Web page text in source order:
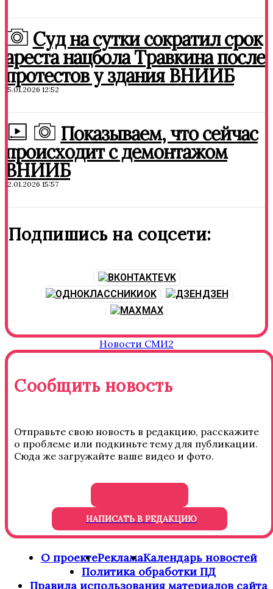
Суд на сутки сократил срок
ареста нацбола Травкина после
протестов у здания ВНИИБ
15.01.2026 12:52
Показываем, что сейчас
происходит с демонтажом
ВНИИБ
12.01.2026 15:57
Подпишись на соцсети:
VK
OK
ДЗЕН
MAX
Новости СМИ2
Сообщить новость
Отправьте свою новость в редакцию, расскажите
о проблеме или подкиньте тему для публикации.
Сюда же загружайте ваше видео и фото.
НАПИСАТЬ В РЕДАКЦИЮ
О проектеРекламаКалендарь новостей
Политика обработки ПД
Правила использования материалов сайта